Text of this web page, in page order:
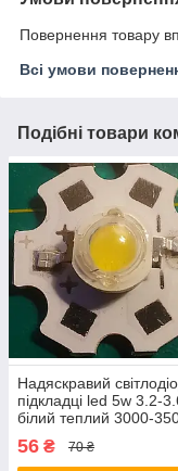
Повернення товару
Всі умови
Подібні товари
Надяскравий
підкладці led 5w 3.2-
білий теплий 3000-
56 ₴ 70 ₴